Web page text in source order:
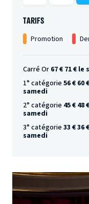
TARIFS
Promotion
Carré Or 67 € 71 € le
1° catégorie56 € 60
samedi
2° catégorie 45 € 48
samedi
3° catégorie33 € 36
samedi